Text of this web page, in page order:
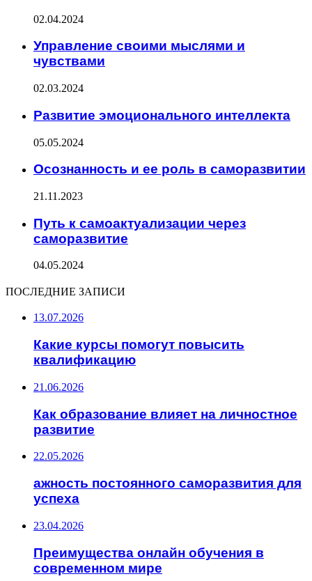
02.04.2024
Управление своими мыслями и
чувствами
02.03.2024
Развитие эмоционального интеллекта
05.05.2024
Осознанность и ее роль в саморазвитии
21.11.2023
Путь к самоактуализации через
саморазвитие
04.05.2024
ПОСЛЕДНИЕ ЗАПИСИ
13.07.2026
Какие курсы помогут повысить
квалификацию
21.06.2026
Как образование влияет на личностное
развитие
22.05.2026
ажность постоянного саморазвития для
успеха
23.04.2026
Преимущества онлайн обучения в
современном мире